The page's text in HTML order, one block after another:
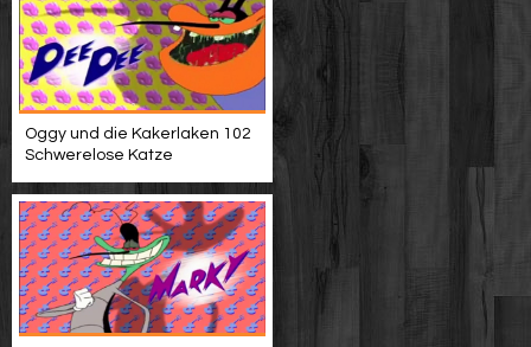
Oggy und die Kakerlaken 102
Schwerelose Katze